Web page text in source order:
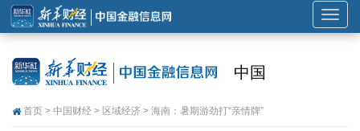
展
开
中国
首页 > 中国财经 > 区域经济 > 海南：暑期游劲打“亲情牌”